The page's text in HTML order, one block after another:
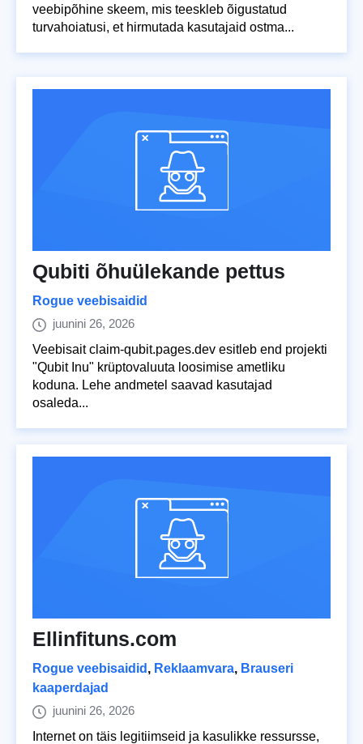
veebipõhine skeem, mis teeskleb õigustatud
turvahoiatusi, et hirmutada kasutajaid ostma...
Qubiti õhuülekande pettus
Rogue veebisaidid
juunini 26, 2026
Veebisait claim-qubit.pages.dev esitleb end projekti
"Qubit Inu" krüptovaluuta loosimise ametliku
koduna. Lehe andmetel saavad kasutajad
osaleda...
Ellinfituns.com
Rogue veebisaidid , Reklaamvara, Brauseri
kaaperdajad
juunini 26, 2026
Internet on täis legitiimseid ja kasulikke ressursse,